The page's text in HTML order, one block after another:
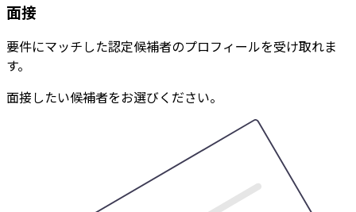
面接
要件にマッチした認定候補者のプロフィールを受け取れま
す。
面接したい候補者をお選びください。